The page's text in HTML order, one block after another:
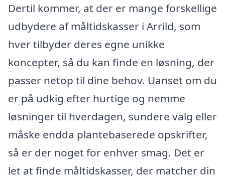
Dertil kommer, at der er mange forskellige
udbydere af måltidskasser i Arrild, som
hver tilbyder deres egne unikke
koncepter, så du kan finde en løsning, der
passer netop til dine behov. Uanset om du
er på udkig efter hurtige og nemme
løsninger til hverdagen, sundere valg eller
måske endda plantebaserede opskrifter,
så er der noget for enhver smag. Det er
let at finde måltidskasser, der matcher din